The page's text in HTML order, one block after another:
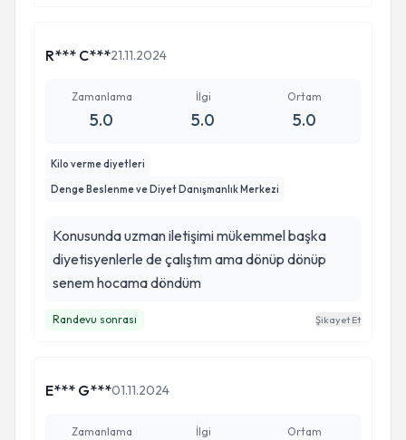
R*** C***21.11.2024
Zamanlama
5.0
İlgi
5.0
Ortam
5.0
Kilo verme diyetleri
Denge Beslenme ve Diyet Danışmanlık Merkezi
Konusunda uzman iletişimi mükemmel başka
diyetisyenlerle de çalıştım ama dönüp dönüp
senem hocama döndüm
Randevu sonrası Şikayet Et
E*** G***01.11.2024
Zamanlama İlgi Ortam